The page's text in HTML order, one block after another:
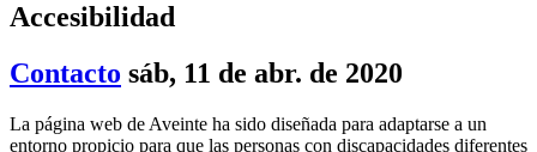
Accesibilidad
Contacto sáb, 11 de abr. de 2020
La página web de Aveinte ha sido diseñada para adaptarse a un
entorno propicio para que las personas con discapacidades diferentes